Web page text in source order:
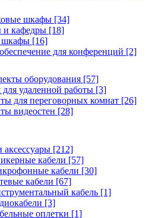
шкафы [34]
и кафедры [18]
шкафы [16]
для конференций [2]
оборудования [57]
удаленной работы [3]
для переговорных комнат [26]
видеостен [28]
аксессуары [212]
кабели [57]
кабели [30]
кабели [67]
кабель [1]
[3]
оплетки [1]